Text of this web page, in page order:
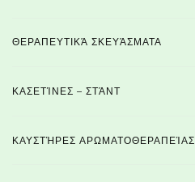
ΘΕΡΑΠΕΥΤΙΚΆ ΣΚΕΥΆΣΜΑΤΑ
ΚΑΣΕΤΊΝΕΣ – ΣΤΆΝΤ
ΚΑΥΣΤΉΡΕΣ ΑΡΩΜΑΤΟΘΕΡΑΠΕΊΑΣ